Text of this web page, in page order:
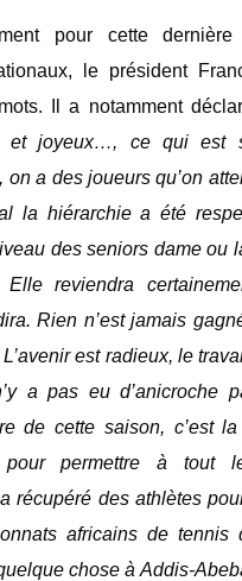
pour cette
le président
Il a notamment
et joyeux…, ce qui est
on a des joueurs qu’on
la hiérarchie a été
des seniors dame ou
reviendra
Rien n’est jamais
est radieux, le
a pas eu d’anicroche
de cette saison, c’est
pour permettre à tout
récupéré des athlètes
africains de tennis
chose à Addis-